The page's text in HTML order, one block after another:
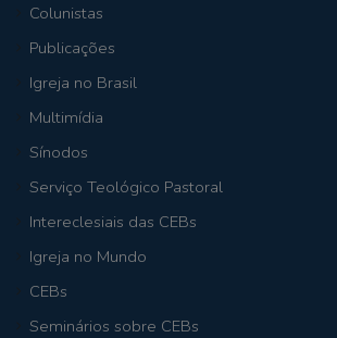
Colunistas
Publicações
Igreja no Brasil
Multimídia
Sínodos
Serviço Teológico Pastoral
Intereclesiais das CEBs
Igreja no Mundo
CEBs
Seminários sobre CEBs